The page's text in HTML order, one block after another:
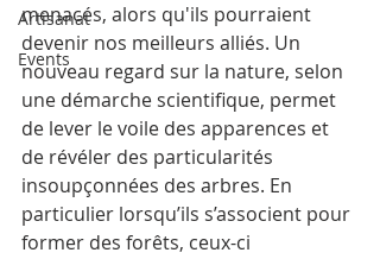
Artisanat
Events
menacés, alors qu'ils pourraient
devenir nos meilleurs alliés. Un
nouveau regard sur la nature, selon
une démarche scientifique, permet
de lever le voile des apparences et
de révéler des particularités
insoupçonnées des arbres. En
particulier lorsqu’ils s’associent pour
former des forêts, ceux-ci